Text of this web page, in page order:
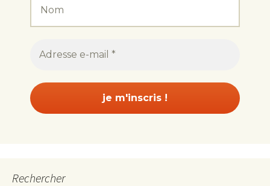
Rechercher